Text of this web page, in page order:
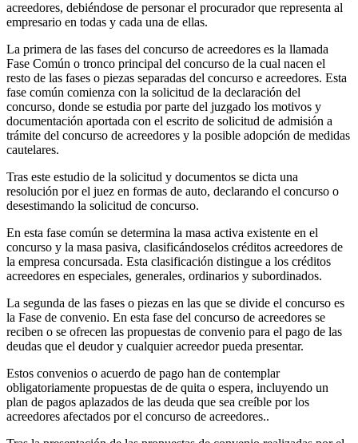
acreedores, debiéndose de personar el procurador que representa al
empresario en todas y cada una de ellas.
La primera de las fases del concurso de acreedores es la llamada
Fase Común o tronco principal del concurso de la cual nacen el
resto de las fases o piezas separadas del concurso e acreedores. Esta
fase común comienza con la solicitud de la declaración del
concurso, donde se estudia por parte del juzgado los motivos y
documentación aportada con el escrito de solicitud de admisión a
trámite del concurso de acreedores y la posible adopción de medidas
cautelares.
Tras este estudio de la solicitud y documentos se dicta una
resolución por el juez en formas de auto, declarando el concurso o
desestimando la solicitud de concurso.
En esta fase común se determina la masa activa existente en el
concurso y la masa pasiva, clasificándoselos créditos acreedores de
la empresa concursada. Esta clasificación distingue a los créditos
acreedores en especiales, generales, ordinarios y subordinados.
La segunda de las fases o piezas en las que se divide el concurso es
la Fase de convenio. En esta fase del concurso de acreedores se
reciben o se ofrecen las propuestas de convenio para el pago de las
deudas que el deudor y cualquier acreedor pueda presentar.
Estos convenios o acuerdo de pago han de contemplar
obligatoriamente propuestas de de quita o espera, incluyendo un
plan de pagos aplazados de las deuda que sea creíble por los
acreedores afectados por el concurso de acreedores..